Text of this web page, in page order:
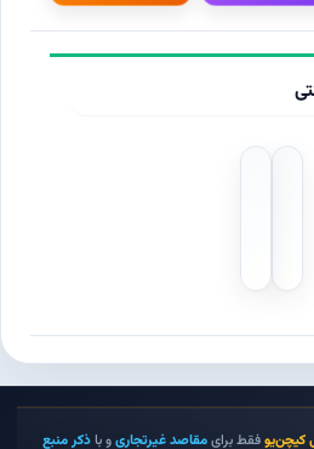
کیچن‌یوفقط برایمقاصد غیرتجاریو باذکر منبع